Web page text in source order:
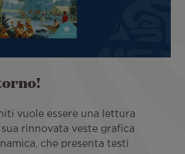
vuole essere una lettura
rinnovata veste grafica
che presenta testi